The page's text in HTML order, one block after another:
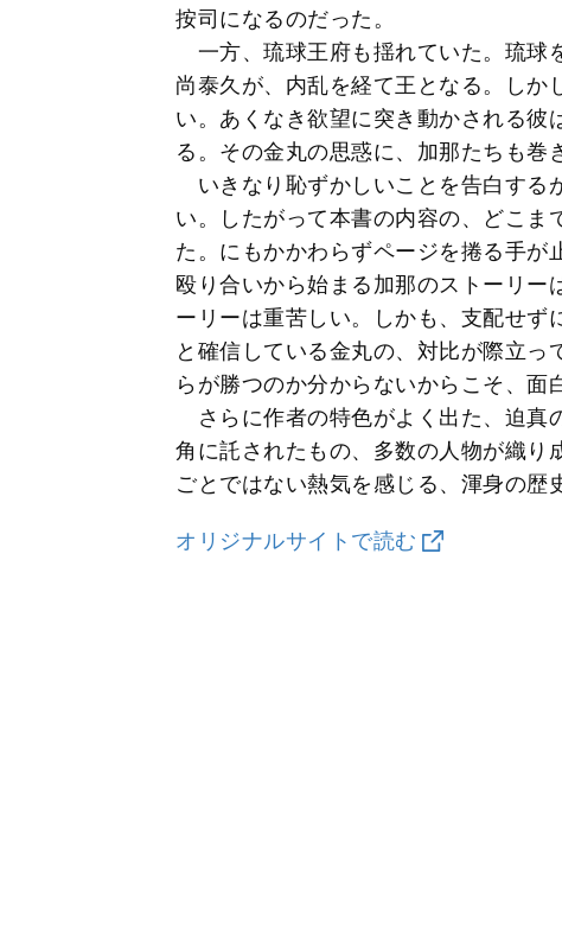
按司になるのだった。
一方、琉球王府も揺れていた。琉球
尚泰久が、内乱を経て王となる。しか
い。あくなき欲望に突き動かされる彼
る。その金丸の思惑に、加那たちも巻
いきなり恥ずかしいことを告白する
い。したがって本書の内容の、どこま
た。にもかかわらずページを捲る手が
殴り合いから始まる加那のストーリー
ーリーは重苦しい。しかも、支配せず
と確信している金丸の、対比が際立っ
らが勝つのか分からないからこそ、面
さらに作者の特色がよく出た、迫真
角に託されたもの、多数の人物が織り
ごとではない熱気を感じる、渾身の歴
オリジナルサイトで読む